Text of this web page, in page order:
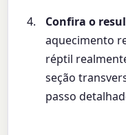
Confira o
aquecimento
réptil
seção
passo